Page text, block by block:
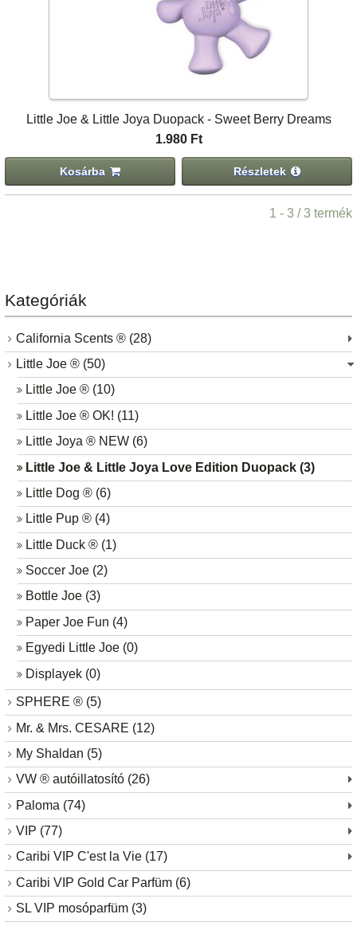
Little Joe & Little Joya Duopack - Sweet Berry Dreams
1.980 Ft
Kosárba Részletek
1 - 3 / 3 termék
Kategóriák
California Scents ® (28)
Little Joe ® (50)
Little Joe ® (10)
Little Joe ® OK! (11)
Little Joya ® NEW (6)
Little Joe & Little Joya Love Edition Duopack (3)
Little Dog ® (6)
Little Pup ® (4)
Little Duck ® (1)
Soccer Joe (2)
Bottle Joe (3)
Paper Joe Fun (4)
Egyedi Little Joe (0)
Displayek (0)
SPHERE ® (5)
Mr. & Mrs. CESARE (12)
My Shaldan (5)
VW ® autóillatosító (26)
Paloma (74)
VIP (77)
Caribi VIP C'est la Vie (17)
Caribi VIP Gold Car Parfüm (6)
SL VIP mosóparfüm (3)